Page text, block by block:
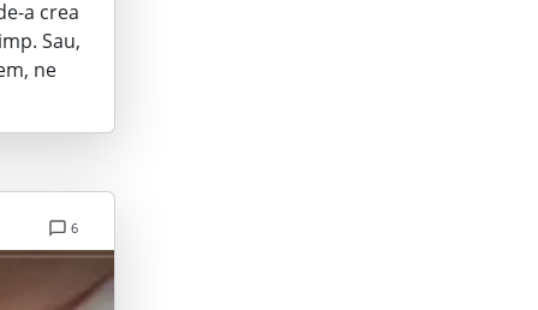
a crea
Sau,
ne
6